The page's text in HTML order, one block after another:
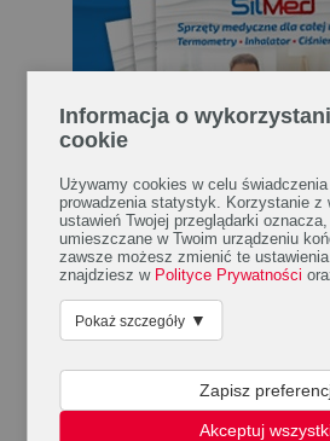
.
Informacja o
cookie
Używamy cookies w celu świadczenia
prowadzenia statystyk. Korzystanie z
ustawień Twojej przeglądarki
umieszczane w Twoim urządzeniu
zawsze możesz zmienić te
znajdziesz w Polityce Prywatności
Pokaż szczegóły ▼
Zapisz
Akceptuj